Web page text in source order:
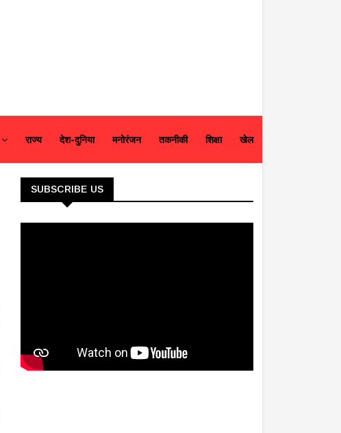
राज्य देश-दुनिया मनोरंजन तकनीकी शिक्षा खेल
SUBSCRIBE US